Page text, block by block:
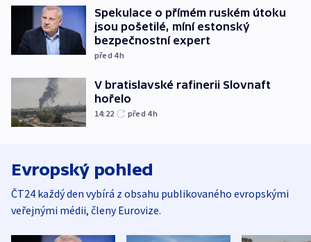
Spekulace o přímém ruském útoku
jsou pošetilé, míní estonský
bezpečnostní expert
před 4h
V bratislavské rafinerii Slovnaft
hořelo
14:22 před 4h
Evropský pohled
ČT24 každý den vybírá z obsahu publikovaného evropskými
veřejnými médii, členy Eurovize.